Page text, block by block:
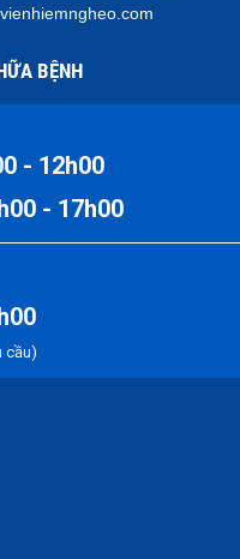
BỆNH
- 12h00
- 17h00
cầu)